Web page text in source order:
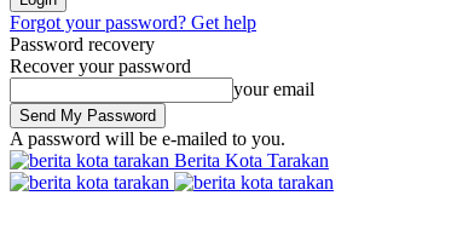
Forgot your password? Get help
Password recovery
Recover your password
your email
A password will be e-mailed to you.
Berita Kota Tarakan